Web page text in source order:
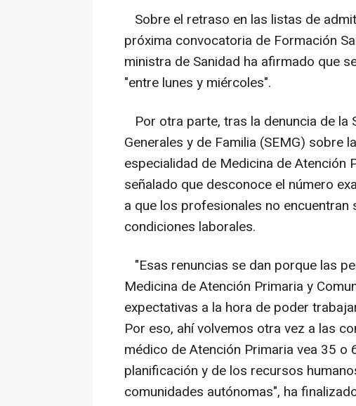
Sobre el retraso en las listas de
próxima convocatoria de Formación
ministra de Sanidad ha afirmado que
"entre lunes y miércoles".
Por otra parte, tras la denuncia de la
Generales y de Familia (SEMG) sobre
especialidad de Medicina de Atención
señalado que desconoce el número
a que los profesionales no
condiciones laborales.
"Esas renuncias se dan porque las
Medicina de Atención Primaria y
expectativas a la hora de poder
Por eso, ahí volvemos otra vez a las
médico de Atención Primaria vea 35 o
planificación y de los recursos
comunidades autónomas", ha